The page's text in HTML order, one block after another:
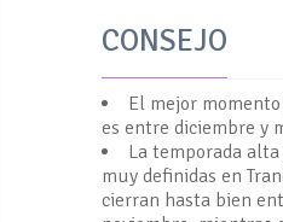
CONSEJO
El mejor
es entre diciembre y
La temporada
muy definidas en
cierran hasta bien